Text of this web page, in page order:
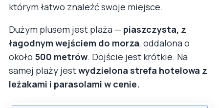
którym łatwo znaleźć swoje miejsce.
Dużym plusem jest plaża — piaszczysta, z
łagodnym wejściem do morza, oddalona o
około 500 metrów. Dojście jest krótkie. Na
samej plaży jestwydzielona strefa hotelowa z
leżakami i parasolami w cenie.